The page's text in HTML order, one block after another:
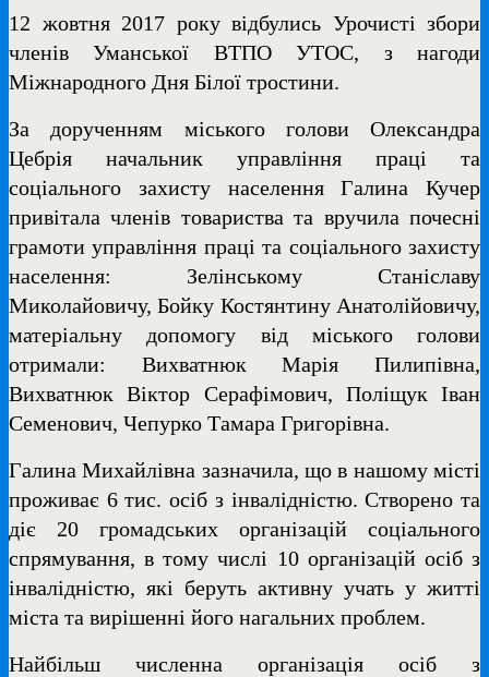
12 жовтня 2017 року відбулись Урочисті збори
членів Уманської ВТПО УТОС, з нагоди
Міжнародного Дня Білої тростини.
За дорученням міського голови Олександра
Цебрія начальник управління праці та
соціального захисту населення Галина Кучер
привітала членів товариства та вручила почесні
грамоти управління праці та соціального захисту
населення: Зелінському Станіславу
Миколайовичу, Бойку Костянтину Анатолійовичу,
матеріальну допомогу від міського голови
отримали: Вихватнюк Марія Пилипівна,
Вихватнюк Віктор Серафімович, Поліщук Іван
Семенович, Чепурко Тамара Григорівна.
Галина Михайлівна зазначила, що в нашому місті
проживає 6 тис. осіб з інвалідністю. Створено та
діє 20 громадських організацій соціального
спрямування, в тому числі 10 організацій осіб з
інвалідністю, які беруть активну учать у житті
міста та вирішенні його нагальних проблем.
Найбільш численна організація осіб з